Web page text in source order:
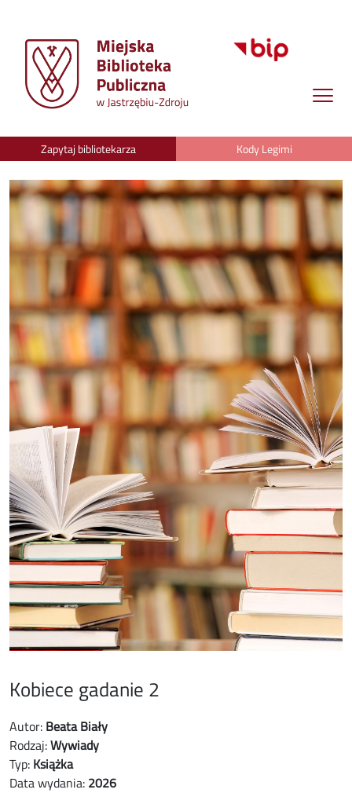
Zapytaj bibliotekarza Kody Legimi
Kobiece gadanie 2
Autor: Beata Biały
Rodzaj:Wywiady
Typ: Książka
Data wydania: 2026